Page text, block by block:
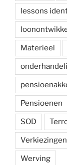
lessons
Materieel
Pensioenen
SOD
Verkiezingen
Werving